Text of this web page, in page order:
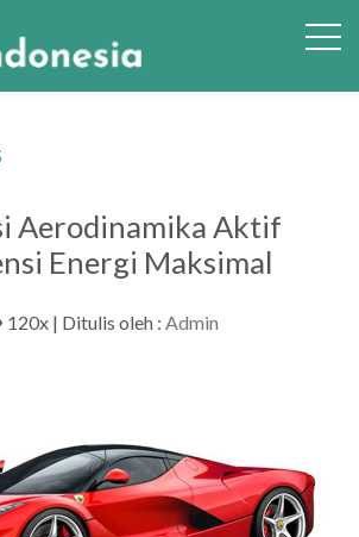
Aerodinamika Aktif
Energi Maksimal
120x | Ditulis oleh : Admin